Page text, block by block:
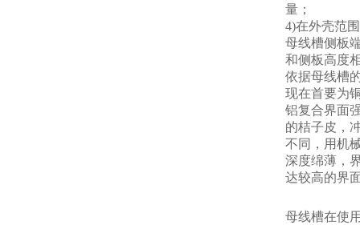
量；
4)在外壳范
母线槽侧板
和侧板高度
依据母线槽
现在首要为
铝复合界面
的桔子皮，
不同，用机
深度绵薄，
达较高的界
母线槽在使